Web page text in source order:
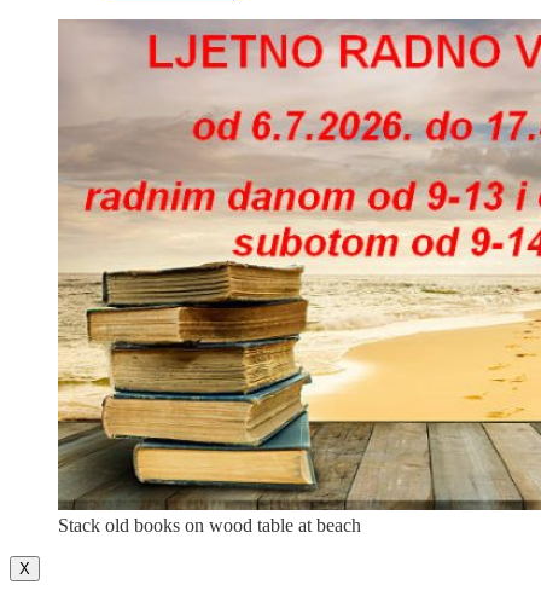
Stack old books on wood table at beach
X